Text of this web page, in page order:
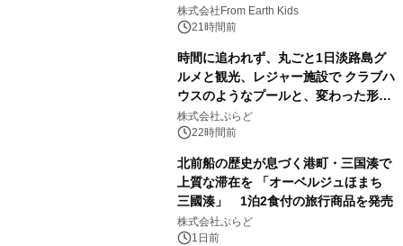
(日)開催
株式会社From Earth Kids
21時間前
時間に追われず、丸ごと1日淡路島グ
ルメと観光、レジャー施設で クラブハ
ウスのようなプールと、変わった形の
サウナも 「THE BOXY AWAJI」のお
得な素泊まり連泊プランで
株式会社ぷらど
22時間前
北前船の歴史が息づく港町・三国湊で
上質な滞在を 「オーベルジュほまち
三國湊」 1泊2食付の旅行商品を発売
株式会社ぷらど
1日前